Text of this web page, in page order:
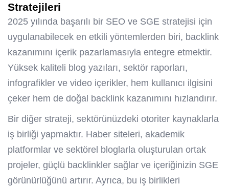
Stratejileri
2025 yılında başarılı bir SEO ve SGE stratejisi için
uygulanabilecek en etkili yöntemlerden biri, backlink
kazanımını içerik pazarlamasıyla entegre etmektir.
Yüksek kaliteli blog yazıları, sektör raporları,
infografikler ve video içerikler, hem kullanıcı ilgisini
çeker hem de doğal backlink kazanımını hızlandırır.
Bir diğer strateji, sektörünüzdeki otoriter kaynaklarla
iş birliği yapmaktır. Haber siteleri, akademik
platformlar ve sektörel bloglarla oluşturulan ortak
projeler, güçlü backlinkler sağlar ve içeriğinizin SGE
görünürlüğünü artırır. Ayrıca, bu iş birlikleri